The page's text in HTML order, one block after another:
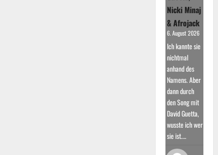
Nicki Minaj
& Afrojack
6. August 2026
Ich kannte sie
nichtmal
anhand des
Namens. Aber
dann durch
den Song mit
David Guetta,
wusste ich wer
sie ist.…